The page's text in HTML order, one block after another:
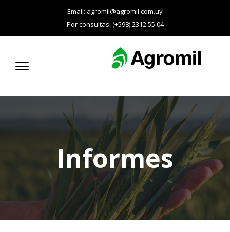
Email: agromil@agromil.com.uy
Por consultas: (+598) 2312 55 04
Informes